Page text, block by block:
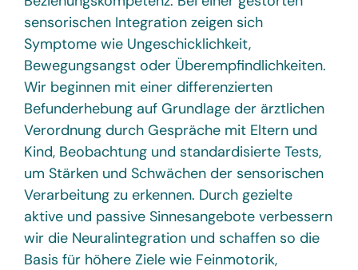
sensorischen Integration zeigen sich
Symptome wie Ungeschicklichkeit,
Bewegungsangst oder Überempfindlichkeiten.
Wir beginnen mit einer differenzierten
Befunderhebung auf Grundlage der ärztlichen
Verordnung durch Gespräche mit Eltern und
Kind, Beobachtung und standardisierte Tests,
um Stärken und Schwächen der sensorischen
Verarbeitung zu erkennen. Durch gezielte
aktive und passive Sinnesangebote verbessern
wir die Neuralintegration und schaffen so die
Basis für höhere Ziele wie Feinmotorik,